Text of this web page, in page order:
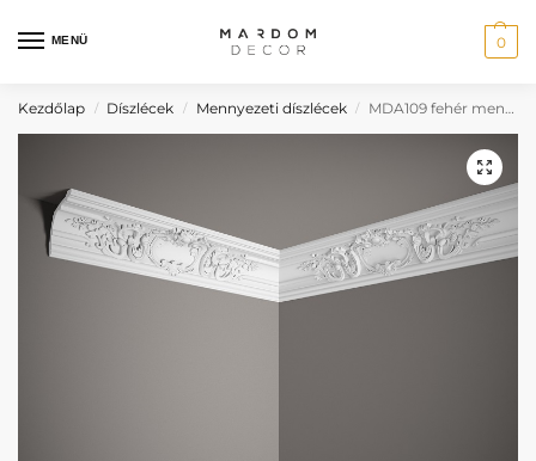
MENÜ 0
Kezdőlap / Díszlécek / Mennyezeti díszlécek / MDA109 fehér mennyezeti díszléc